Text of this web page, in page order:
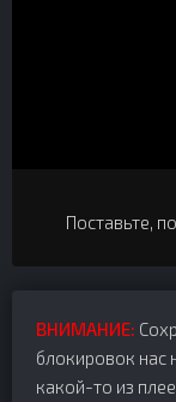
Поставьте,
ВНИМАНИЕ:
блокировок нас
какой-то из